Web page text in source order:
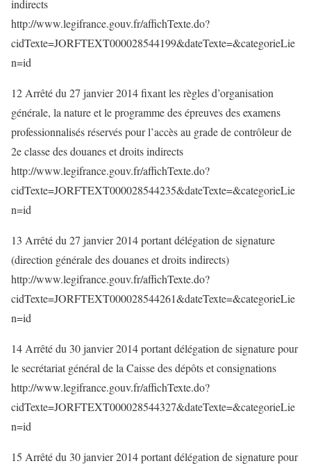
indirects
http://www.legifrance.gouv.fr/affichTexte.do?
cidTexte=JORFTEXT000028544199&dateTexte=&categorieLie
n=id
12 Arrêté du 27 janvier 2014 fixant les règles d’organisation
générale, la nature et le programme des épreuves des examens
professionnalisés réservés pour l’accès au grade de contrôleur de
2e classe des douanes et droits indirects
http://www.legifrance.gouv.fr/affichTexte.do?
cidTexte=JORFTEXT000028544235&dateTexte=&categorieLie
n=id
13 Arrêté du 27 janvier 2014 portant délégation de signature
(direction générale des douanes et droits indirects)
http://www.legifrance.gouv.fr/affichTexte.do?
cidTexte=JORFTEXT000028544261&dateTexte=&categorieLie
n=id
14 Arrêté du 30 janvier 2014 portant délégation de signature pour
le secrétariat général de la Caisse des dépôts et consignations
http://www.legifrance.gouv.fr/affichTexte.do?
cidTexte=JORFTEXT000028544327&dateTexte=&categorieLie
n=id
15 Arrêté du 30 janvier 2014 portant délégation de signature pour